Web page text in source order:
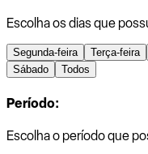
Escolha os dias que
Segunda-feira Terça-feira
Sábado
Todos
Período:
Escolha o período que